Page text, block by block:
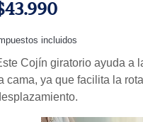
incluidos
Cojín giratorio ayuda a
cama, ya que facilita la